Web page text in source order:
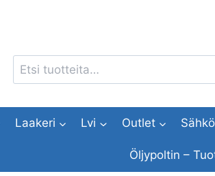
Etsi:
Laakeri Lvi Outlet Sähkö
Öljypoltin –